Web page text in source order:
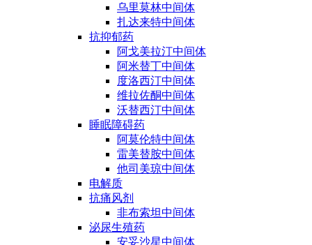
乌里莫林中间体
扎达来特中间体
抗抑郁药
阿戈美拉汀中间体
阿米替丁中间体
度洛西汀中间体
维拉佐酮中间体
沃替西汀中间体
睡眠障碍药
阿莫伦特中间体
雷美替胺中间体
他司美琼中间体
电解质
抗痛风剂
非布索坦中间体
泌尿生殖药
安妥沙星中间体